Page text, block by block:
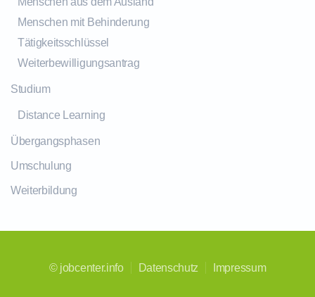
Menschen mit Behinderung
Tätigkeitsschlüssel
Weiterbewilligungsantrag
Studium
Distance Learning
Übergangsphasen
Umschulung
Weiterbildung
© jobcenter.info Datenschutz Impressum